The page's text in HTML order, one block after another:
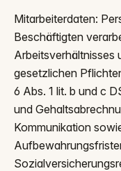
Mitarbeiterdaten:
Beschäftigten
Arbeitsverhältnisses
gesetzlichen
6 Abs. 1 lit. b und c
und
Kommunikation